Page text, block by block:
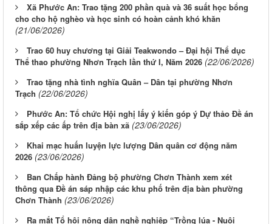
Xã Phước An: Trao tặng 200 phần quà và 36 suất học bổng
cho cho hộ nghèo và học sinh có hoàn cảnh khó khăn
(21/06/2026)
Trao 60 huy chương tại Giải Teakwondo – Đại hội Thể dục
Thể thao phường Nhơn Trạch lần thứ I, Năm 2026 (22/06/2026)
Trao tặng nhà tình nghĩa Quân – Dân tại phường Nhơn
Trạch (22/06/2026)
Phước An: Tổ chức Hội nghị lấy ý kiến góp ý Dự thảo Đề án
sắp xếp các ấp trên địa bàn xã (23/06/2026)
Khai mạc huấn luyện lực lượng Dân quân cơ động năm
2026 (23/06/2026)
Ban Chấp hành Đảng bộ phường Chơn Thành xem xét
thông qua Đề án sáp nhập các khu phố trên địa bàn phường
Chơn Thành (23/06/2026)
Ra mắt Tổ hội nông dân nghề nghiệp “Trồng lúa - Nuôi